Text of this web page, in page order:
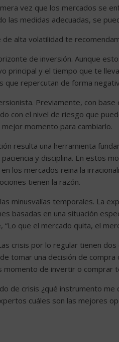
vez que los mercados se
las medidas adecuadas, se
de alta volatilidad te
de inversión. Aunque
principal y el tiempo que te
que repercutan de forma
Previamente, con
con el nivel de riesgo que
momento para cambiarlo.
resulta una herramienta
y disciplina. En estos
los mercados reina la
tienen la razón.
minusvalías temporales. La
basadas en una situación
“Lo que el mercado quita, el
crisis por lo regular tienen
tomar una decisión de
momento de invertir o comprar
de crisis ¿qué instrumento me
cuáles son las mejores